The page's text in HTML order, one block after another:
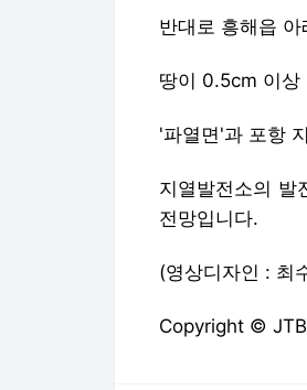
반대로 흥해읍
땅이 0.5cm 이상
'파열면'과 포항
지열발전소의 발
전망입니다.
(영상디자인 : 최
Copyright ©